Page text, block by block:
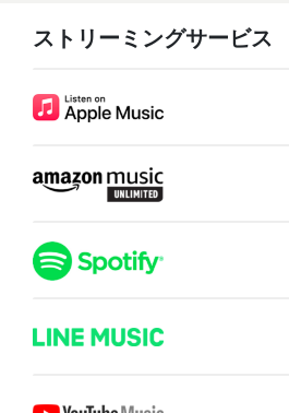
ストリーミングサービス